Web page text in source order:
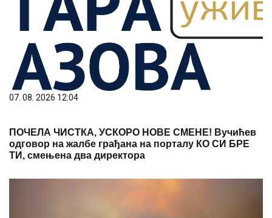
ПОЧЕЛА ЧИСТКА, УСКОРО НОВЕ СМЕНЕ! Вучићев
одговор на жалбе грађана на порталу КО СИ БРЕ
ТИ, смењена два директора